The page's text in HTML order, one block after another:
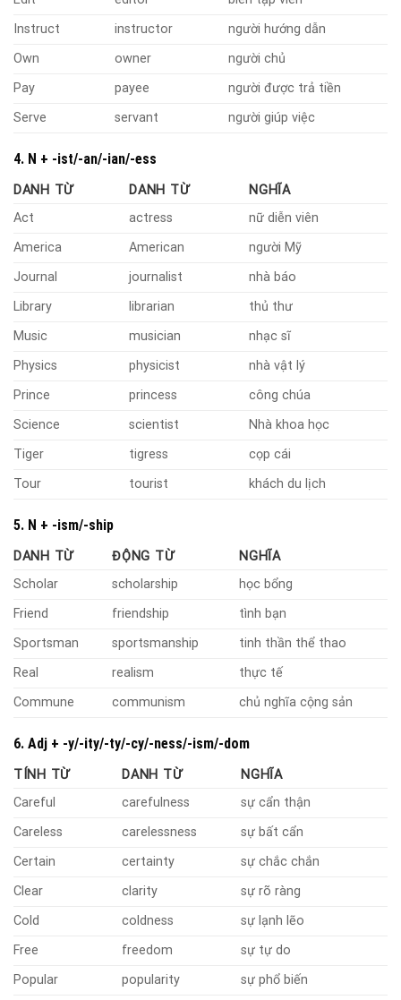
Instruct
instructor
người hướng dẫn
Own
owner
người chủ
Pay
payee
người được trả tiền
Serve
servant người giúp việc
4. N + -ist/-an/-ian/-ess
DANH TỪ DANH TỪ
NGHĨA
Act
actress
nữ diễn viên
America
American
người Mỹ
Journal
journalist
nhà báo
Library
librarian
thủ thư
Music
musician
nhạc sĩ
Physics
physicist
nhà vật lý
Prince
princess
công chúa
Science
scientist
Nhà khoa học
Tiger
tigress
cọp cái
Tour
tourist khách du lịch
5. N + -ism/-ship
DANH TỪ ĐỘNG TỪ
NGHĨA
Scholar
scholarship
học bổng
Friend
friendship
tình bạn
Sportsman
sportsmanship
tinh thần thể thao
Real
realism
thực tế
Commune
communism chủ nghĩa cộng sản
6. Adj + -y/-ity/-ty/-cy/-ness/-ism/-dom
TÍNH TỪ DANH TỪ
NGHĨA
Careful
carefulness
sự cẩn thận
Careless
carelessness
sự bất cẩn
Certain
certainty
sự chắc chắn
Clear
clarity
sự rõ ràng
Cold
coldness
sự lạnh lẽo
Free
freedom
sự tự do
Popular
popularity
sự phổ biến